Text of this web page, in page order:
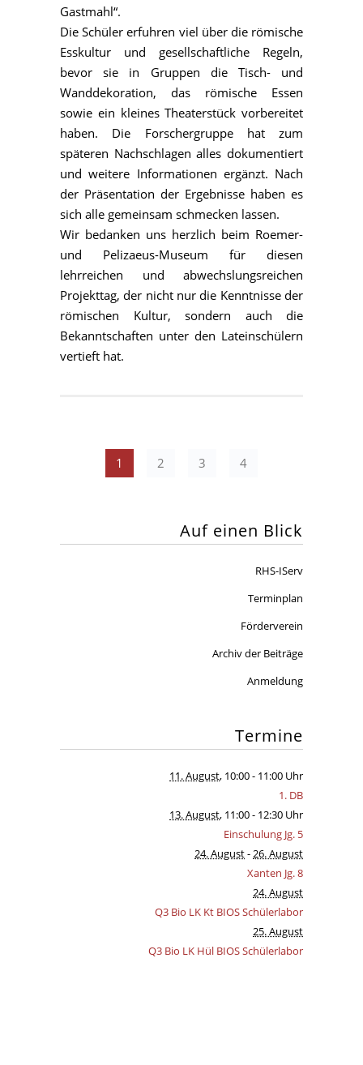
Gastmahl“.
Die Schüler erfuhren viel über die römische
Esskultur und gesellschaftliche Regeln,
bevor sie in Gruppen die Tisch- und
Wanddekoration, das römische Essen
sowie ein kleines Theaterstück vorbereitet
haben. Die Forschergruppe hat zum
späteren Nachschlagen alles dokumentiert
und weitere Informationen ergänzt. Nach
der Präsentation der Ergebnisse haben es
sich alle gemeinsam schmecken lassen.
Wir bedanken uns herzlich beim Roemer-
und Pelizaeus-Museum für diesen
lehrreichen und abwechslungsreichen
Projekttag, der nicht nur die Kenntnisse der
römischen Kultur, sondern auch die
Bekanntschaften unter den Lateinschülern
vertieft hat.
1 2 3 4
Auf einen Blick
RHS-IServ
Terminplan
Förderverein
Archiv der Beiträge
Anmeldung
Termine
11. August, 10:00- 11:00 Uhr
1. DB
13. August, 11:00- 12:30 Uhr
Einschulung Jg. 5
24. August-26. August
Xanten Jg. 8
24. August
Q3 Bio LK Kt BIOS Schülerlabor
25. August
Q3 Bio LK Hül BIOS Schülerlabor